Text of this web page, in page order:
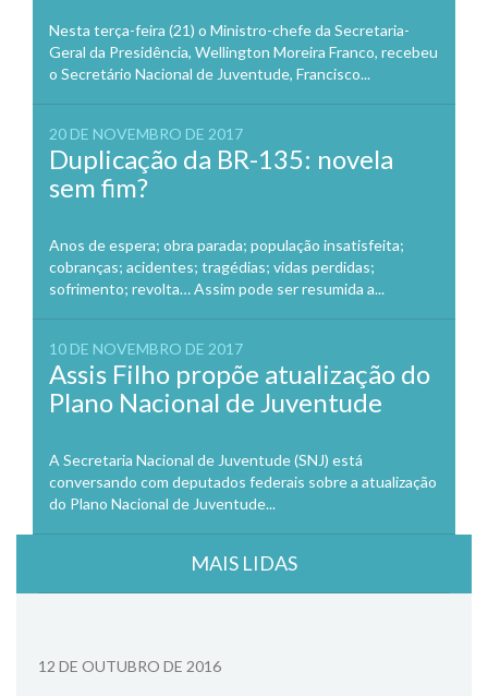
Nesta terça-feira (21) o Ministro-chefe da Secretaria-
Geral da Presidência, Wellington Moreira Franco, recebeu
o Secretário Nacional de Juventude, Francisco...
20 DE NOVEMBRO DE 2017
Duplicação da BR-135: novela
sem fim?
Anos de espera; obra parada; população insatisfeita;
cobranças; acidentes; tragédias; vidas perdidas;
sofrimento; revolta… Assim pode ser resumida a...
10 DE NOVEMBRO DE 2017
Assis Filho propõe atualização do
Plano Nacional de Juventude
A Secretaria Nacional de Juventude (SNJ) está
conversando com deputados federais sobre a atualização
do Plano Nacional de Juventude...
MAIS LIDAS
12 DE OUTUBRO DE 2016